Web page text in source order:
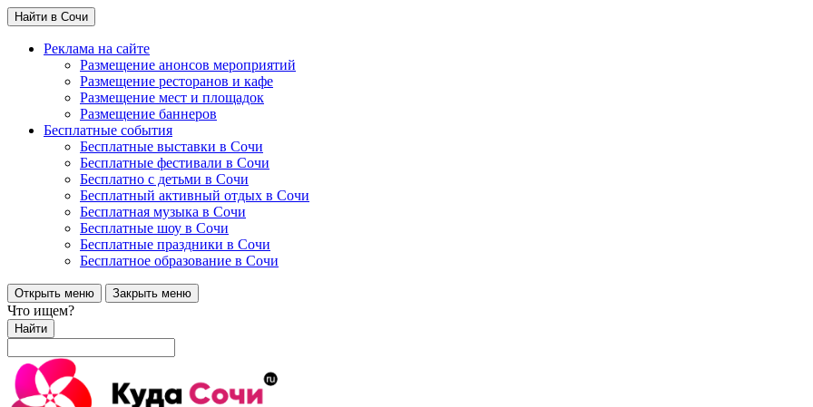
Найти в Сочи
Реклама на сайте
Размещение анонсов мероприятий
Размещение ресторанов и кафе
Размещение мест и площадок
Размещение баннеров
Бесплатные события
Бесплатные выставки в Сочи
Бесплатные фестивали в Сочи
Бесплатно с детьми в Сочи
Бесплатный активный отдых в Сочи
Бесплатная музыка в Сочи
Бесплатные шоу в Сочи
Бесплатные праздники в Сочи
Бесплатное образование в Сочи
Открыть меню Закрыть меню
Что ищем?
Найти